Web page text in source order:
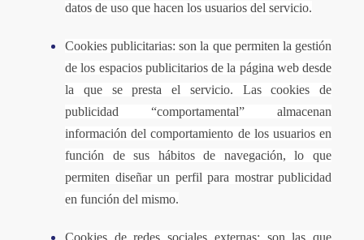
datos de uso que hacen los usuarios del servicio.
Cookies publicitarias: son la que permiten la gestión
de los espacios publicitarios de la página web desde
la que se presta el servicio. Las cookies de
publicidad “comportamental” almacenan
información del comportamiento de los usuarios en
función de sus hábitos de navegación, lo que
permiten diseñar un perfil para mostrar publicidad
en función del mismo.
Cookies de redes sociales externas: son las que